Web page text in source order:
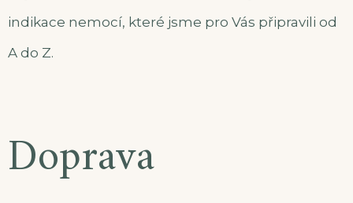
indikace nemocí, které jsme pro Vás připravili od
A do Z.
Doprava